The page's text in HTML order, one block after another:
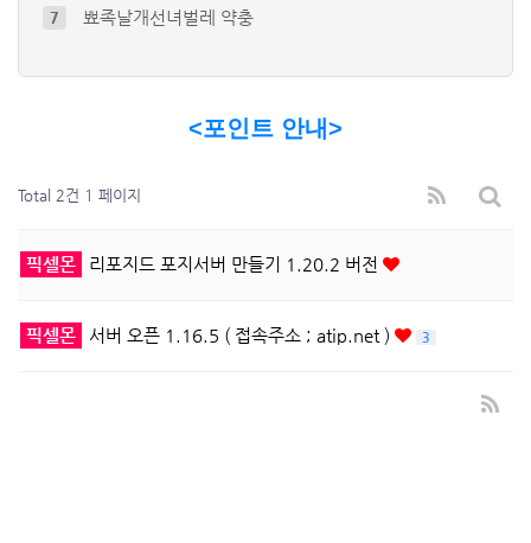
7 뾰족날개선녀벌레 약충
9 그누보드 카테고리 출력 (원하는 특정 카…
티비위키(TVWIKI) - 최신영화 , …
<포인트 안내>
Total 2건 1 페이지
픽셀몬 리포지드 포지서버 만들기 1.20.2 버전
픽셀몬 서버 오픈 1.16.5 ( 접속주소 ; atip.net ) 3